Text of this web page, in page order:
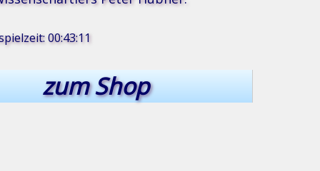
00:43:11
zum Shop